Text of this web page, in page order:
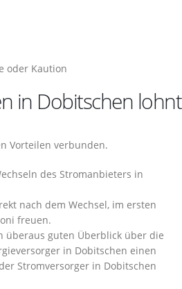
oder Kaution
in Dobitschen lohnt
Vorteilen verbunden.
des Stromanbieters in
nach dem Wechsel, im ersten
freuen.
überaus guten Überblick über die
in Dobitschen einen
Stromversorger in Dobitschen